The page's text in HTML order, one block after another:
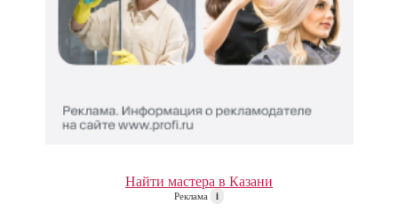
Найти мастера в Казани
Реклама i